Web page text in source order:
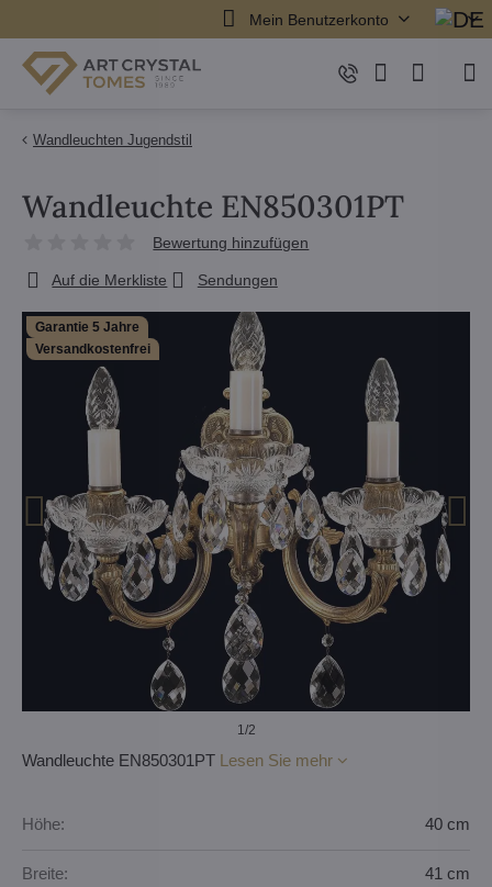
Mein Benutzerkonto
Wandleuchten Jugendstil
Garantie 5 Jahre
Versandkostenfrei
1/2
Wandleuchte EN850301PT
Bewertung hinzufügen
Auf die Merkliste Sendungen
Wandleuchte EN850301PT Lesen Sie mehr
Höhe: 40 cm
Breite: 41 cm